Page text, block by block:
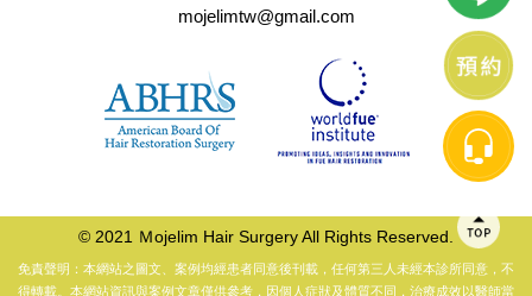
mojelimtw@gmail.com
© 2021 Ｍojelim Hair Surgery All Rights Reserved.
免責聲明：本網站之圖文、案例均經患者同意後刊載，任何第三人未經本診所同意，不
得轉載。本網站資訊與案例文章僅供參考，因個人症狀及體質不同，治療成效以醫師當